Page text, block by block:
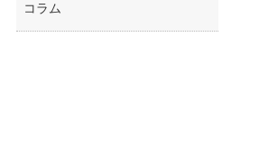
コラム